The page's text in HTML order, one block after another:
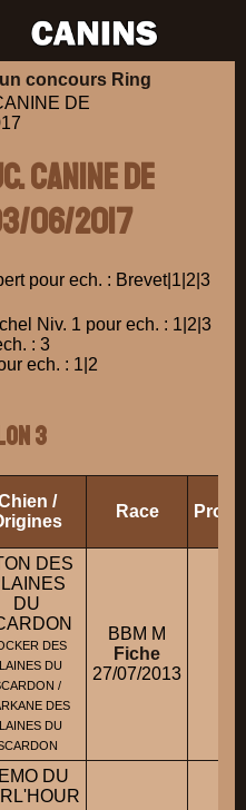
concours Ring
DE
CANINE DE
06/2017
pour ech. : Brevet|1|2|3
Niv. 1 pour ech. : 1|2|3
: 3
ech. : 1|2
3
/
Race
DES
DU
DES
DU
/
DES
DU
BBM M
Fiche
27/07/2013
DU